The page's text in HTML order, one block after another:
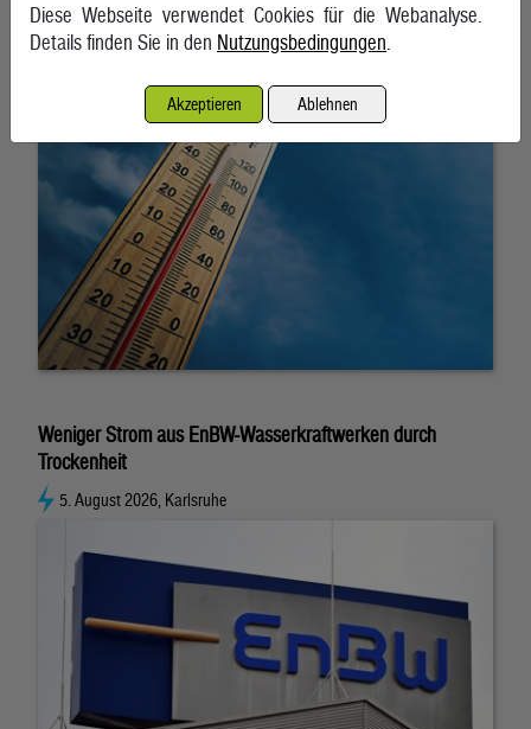
6. August 2026, Wien
Weniger Strom aus EnBW-Wasserkraftwerken durch
Trockenheit
5. August 2026, Karlsruhe
Diese Webseite verwendet Cookies für die Webanalyse.
Details finden Sie in den Nutzungsbedingungen
Akzeptieren Ablehnen